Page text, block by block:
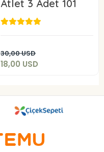
Atlet 3 Adet 101
30,00 USD
18,00 USD
18,00 USD